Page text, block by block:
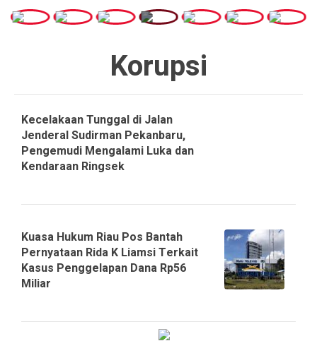
Korupsi
Kecelakaan Tunggal di Jalan
Jenderal Sudirman Pekanbaru,
Pengemudi Mengalami Luka dan
Kendaraan Ringsek
Kuasa Hukum Riau Pos Bantah
Pernyataan Rida K Liamsi Terkait
Kasus Penggelapan Dana Rp56
Miliar